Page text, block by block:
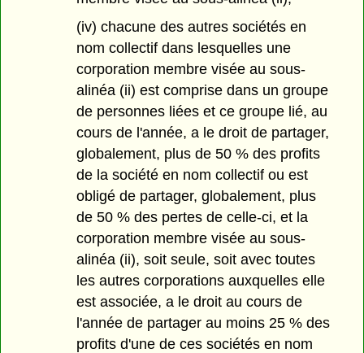
(iv) chacune des autres sociétés en
nom collectif dans lesquelles une
corporation membre visée au sous-
alinéa (ii) est comprise dans un groupe
de personnes liées et ce groupe lié, au
cours de l'année, a le droit de partager,
globalement, plus de 50 % des profits
de la société en nom collectif ou est
obligé de partager, globalement, plus
de 50 % des pertes de celle-ci, et la
corporation membre visée au sous-
alinéa (ii), soit seule, soit avec toutes
les autres corporations auxquelles elle
est associée, a le droit au cours de
l'année de partager au moins 25 % des
profits d'une de ces sociétés en nom